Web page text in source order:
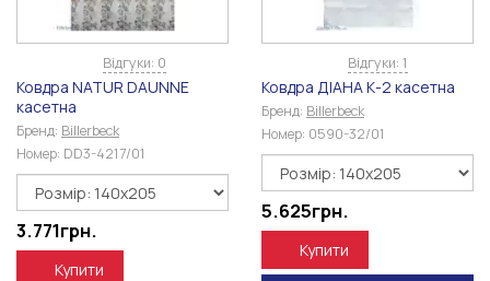
Відгуки: 0
Ковдра NATUR DAUNNE
касетна
Бренд: Billerbeck
Номер: DD3-4217/01
3.771грн.
Купити
Відгуки: 1
Ковдра ДІАНА К-2 касетна
Бренд: Billerbeck
Номер: 0590-32/01
5.625грн.
Купити